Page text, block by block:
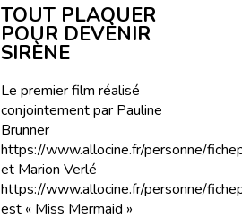
TOUT PLAQUER
POUR DEVENIR
SIRÈNE
Le premier film réalisé
conjointement par Pauline
Brunner
https://www.allocine.fr/personne/
et Marion Verlé
https://www.allocine.fr/personne/
est « Miss Mermaid »